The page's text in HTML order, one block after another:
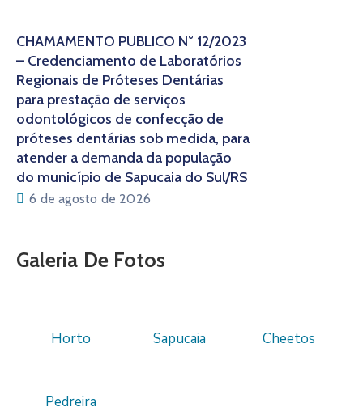
CHAMAMENTO PÚBLICO N° 12/2023
– Credenciamento de Laboratórios
Regionais de Próteses Dentárias
para prestação de serviços
odontológicos de confecção de
próteses dentárias sob medida, para
atender a demanda da população
do município de Sapucaia do Sul/RS
6 de agosto de 2026
Galeria De Fotos
Horto Sapucaia Cheetos
Pedreira